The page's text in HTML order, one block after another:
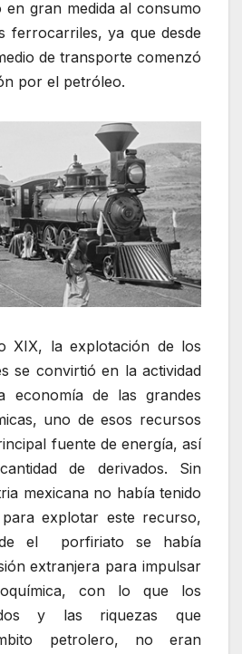
en gran medida al consumo
ferrocarriles, ya que desde
de transporte comenzó
por el petróleo.
XIX, la explotación de los
se convirtió en la actividad
economía de las grandes
uno de esos recursos
fuente de energía, así
de derivados. Sin
mexicana no había tenido
explotar este recurso,
el porfiriato se había
extranjera para impulsar
con lo que los
y las riquezas que
petrolero, no eran